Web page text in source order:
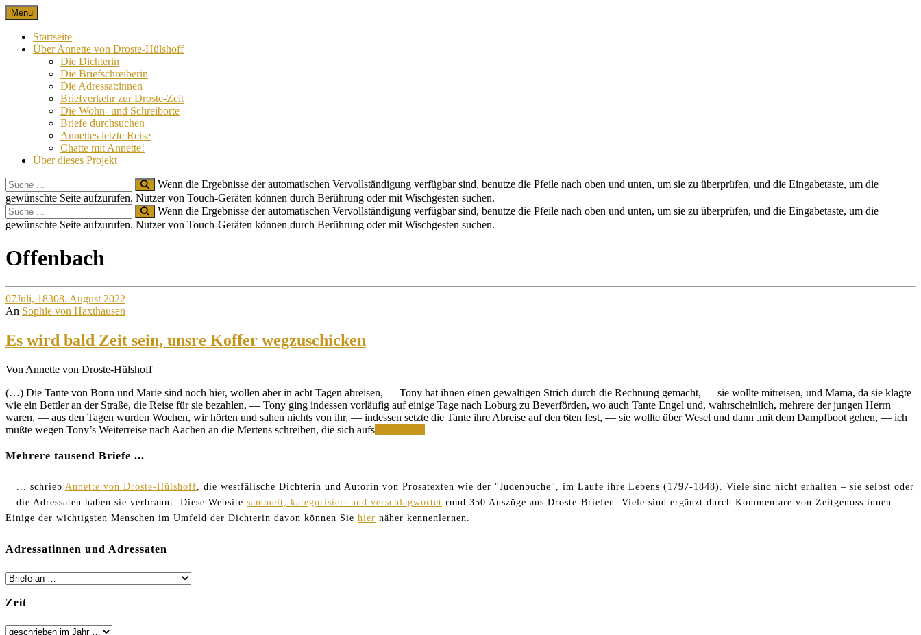
Skip
to
content
Nach 100 Jahren
Annette von Droste-Hülshoff in Briefen
Menu
Startseite
Über Annette von Droste-Hülshoff
Die Dichterin
Die Briefschreiberin
Die Adressat:innen
Briefverkehr zur Droste-Zeit
Die Wohn- und Schreiborte
Briefe durchsuchen
Annettes letzte Reise
Chatte mit Annette!
Über dieses Projekt
Search
for:
Wenn die Ergebnisse der automatischen Vervollständigung verfügbar sind, benutze die Pfeile nach oben und unten, um sie zu überprüfen, und die Eingabetaste, um die
gewünschte Seite aufzurufen. Nutzer von Touch-Geräten können durch Berührung oder mit Wischgesten suchen.
Search
for:
Wenn die Ergebnisse der automatischen Vervollständigung verfügbar sind, benutze die Pfeile nach oben und unten, um sie zu überprüfen, und die Eingabetaste, um die
gewünschte Seite aufzurufen. Nutzer von Touch-Geräten können durch Berührung oder mit Wischgesten suchen.
Site
Overlay
Offenbach
07Juli, 18308. August 2022
An Sophie von Haxthausen
Es wird bald Zeit sein, unsre Koffer wegzuschicken
Von Annette von Droste-Hülshoff
(…) Die Tante von Bonn und Marie sind noch hier, wollen aber in acht Tagen abreisen, — Tony hat ihnen einen gewaltigen Strich durch die Rechnung gemacht, — sie wollte mitreisen, und Mama, da sie klagte
wie ein Bettler an der Straße, die Reise für sie bezahlen, — Tony ging indessen vorläufig auf einige Tage nach Loburg zu Beverförden, wo auch Tante Engel und, wahrscheinlich, mehrere der jungen Herrn
waren, — aus den Tagen wurden Wochen, wir hörten und sahen nichts von ihr, — indessen setzte die Tante ihre Abreise auf den 6ten fest, — sie wollte über Wesel und dann .mit dem Dampfboot gehen, — ich
mußte wegen Tony’s Weiterreise nach Aachen an die Mertens schreiben, die sich aufs
unsre
Koffer
wegzuschicken
Mehrere tausend Briefe ...
... schrieb Annette von Droste-Hülshoff , die westfälische Dichterin und Autorin von Prosatexten wie der "Judenbuche", im Laufe ihre Lebens (1797-1848). Viele sind nicht erhalten – sie selbst oder
die Adressaten haben sie verbrannt. Diese Website sammelt, kategorisiert und verschlagwortet rund 350 Auszüge aus Droste-Briefen. Viele sind ergänzt durch Kommentare von Zeitgenoss:innen.
Einige der wichtigsten Menschen im Umfeld der Dichterin davon können Sie hier näher kennenlernen.
Adressatinnen und Adressaten
Zeit